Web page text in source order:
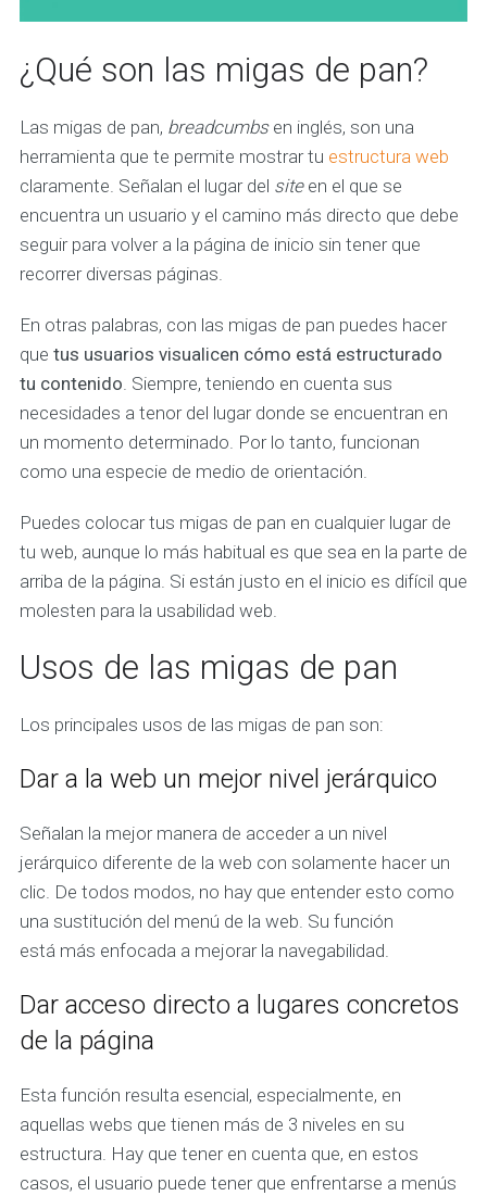
¿Qué son las migas de pan?
Las migas de pan, breadcumbsen inglés, son una
herramienta que te permite mostrar tu estructura web
claramente. Señalan el lugar del siteen el que se
encuentra un usuario y el camino más directo que debe
seguir para volver a la página de inicio sin tener que
recorrer diversas páginas.
En otras palabras, con las migas de pan puedes hacer
que tus usuarios visualicen cómo está estructurado
tu contenido . Siempre, teniendo en cuenta sus
necesidades a tenor del lugar donde se encuentran en
un momento determinado. Por lo tanto, funcionan
como una especie de medio de orientación.
Puedes colocar tus migas de pan en cualquier lugar de
tu web, aunque lo más habitual es que sea en la parte de
arriba de la página. Si están justo en el inicio es difícil que
molesten para la usabilidad web.
Usos de las migas de pan
Los principales usos de las migas de pan son:
Dar a la web un mejor nivel jerárquico
Señalan la mejor manera de acceder a un nivel
jerárquico diferente de la web con solamente hacer un
clic. De todos modos, no hay que entender esto como
una sustitución del menú de la web. Su función
está más enfocada a mejorar la navegabilidad.
Dar acceso directo a lugares concretos
de la página
Esta función resulta esencial, especialmente, en
aquellas webs que tienen más de 3 niveles en su
estructura. Hay que tener en cuenta que, en estos
casos, el usuario puede tener que enfrentarse a menús